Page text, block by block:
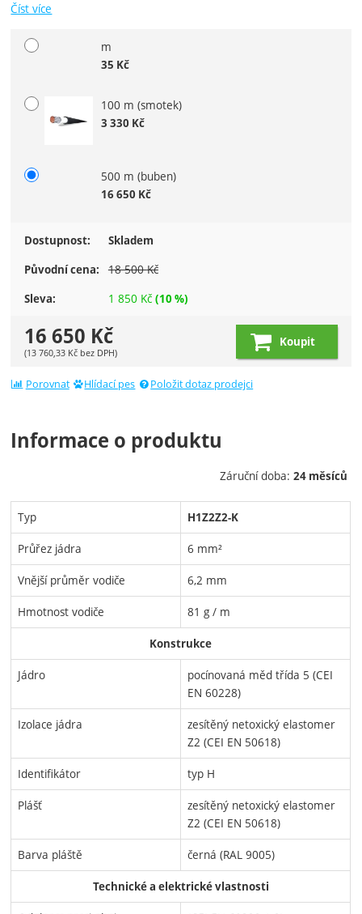
Číst více
Vyberte variantu
m
35 Kč
100 m (smotek)
3 330 Kč
500 m (buben)
16 650 Kč
Dostupnost:
Skladem
Původní cena:
18 500Kč
Sleva: 1 850 Kč (10 %)
16 650 Kč
(13 760,33 Kč bez DPH)
Koupit
Porovnat Hlídací pes Položit dotaz prodejci
Informace o produktu
Záruční doba: 24 měsíců
Typ H1Z2Z2-K
Průřez jádra 6 mm²
Vnější průměr vodiče 6,2 mm
Hmotnost vodiče 81 g / m
Konstrukce
Jádro
pocínovaná měd třída 5 (CEI
EN 60228)
Izolace jádra
zesítěný netoxický elastomer
Z2 (CEI EN 50618)
Identifikátor typ H
Plášť
zesítěný netoxický elastomer
Z2 (CEI EN 50618)
Barva pláště černá (RAL 9005)
Technické a elektrické vlastnosti